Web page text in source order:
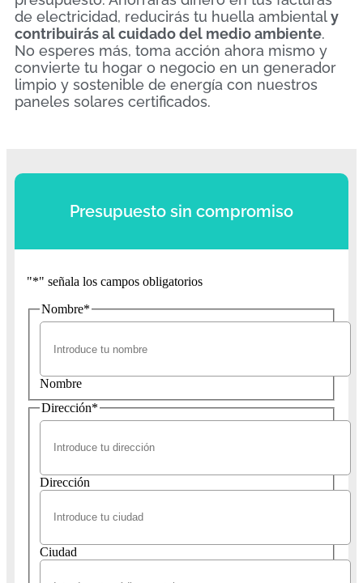
de electricidad, reducirás tu huella ambientaly
contribuirás al cuidado del medio ambiente.
No esperes más, toma acción ahora mismo y
convierte tu hogar o negocio en un generador
limpio y sostenible de energía con nuestros
paneles solares certificados.
Presupuesto sin compromiso
"*" señala los campos obligatorios
Nombre*
Nombre
Dirección*
Dirección
Ciudad